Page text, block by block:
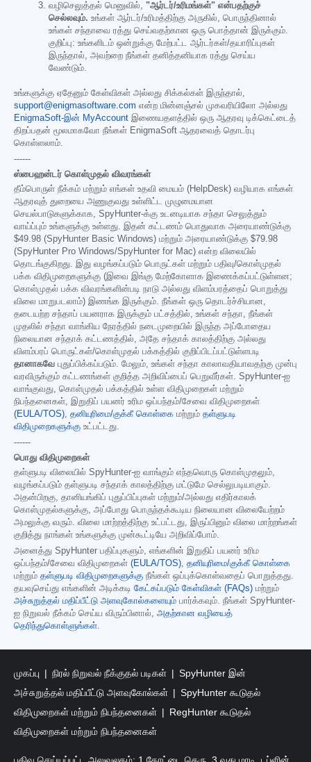
வழிசெலுத்தல் மெனுவில், "ஆர்டர்/உரிமங்கள்" என்பதற்குச்
செல்லவும். உங்கள் ஆர்டர்/உரிமத்திற்கு அருகில், பொருந்தினால்
உங்கள் சந்தாவை ரத்து செய்வதற்கான ஒரு பொத்தான் இருக்கும்.
குறிப்பு: உங்களிடம் ஒன்றுக்கு மேற்பட்ட ஆர்டர்கள்/தயாரிப்புகள்
இருந்தால், அவற்றை நீங்கள் தனித்தனியாக ரத்து செய்ய
வேண்டும்.
உங்களுக்கு ஏதேனும் கேள்விகள் அல்லது சிக்கல்கள் இருந்தால்,
support@enigmasoftware.com என்ற மின்னஞ்சல் முகவரியிலோ அல்லது
EnigmaSoft-இன் MyAccount இணையதளத்தில் ஒரு ஆதரவு டிக்கெட்டைத்
திறப்பதன் மூலமாகவோ நீங்கள் EnigmaSoft ஆதரவைத் தொடர்பு
கொள்ளலாம்.
------
ஸ்பைஹன்டர் கொள்முதல் விவரங்கள்
தீம்பொருள் நீக்கம் மற்றும் எங்கள் உதவி மையம் (HelpDesk) வழியாக எங்கள்
ஆதரவுத் துறையை அணுகுவது உள்ளிட்ட முழுமையான
செயல்பாடுகளுக்காக, SpyHunter-க்கு உடனடியாக சந்தா செலுத்தும்
வாய்ப்பும் உங்களுக்கு உள்ளது. இதன் கட்டணம் பொதுவாக அரையாண்டுக்கு
$49.98 (SpyHunter Basic Windows) மற்றும் அரையாண்டுக்கு $79.98
(SpyHunter Pro Windows/SpyHunter for Mac) என்ற விலையில்
தொடங்குகிறது. இது வழங்கப்படும் பொருட்கள் மற்றும் பதிவு/கொள்முதல்
பக்க விதிமுறைகளுக்கு (இவை இங்கு மேற்கோளாக இணைக்கப்பட்டுள்ளன;
கொள்முதல் பக்க விவரங்களின்படி நாடு அல்லது விளம்பரத்தைப் பொறுத்து
விலை மாறுபடலாம்) இணங்க இருக்கும். நீங்கள் ஒரு தொடர்ச்சியான,
தடையற்ற சந்தாப் பயனராக இருக்கும் பட்சத்தில், உங்கள் சந்தா, நீங்கள்
முதலில் சந்தா வாங்கிய நேரத்தில் நடைமுறையில் இருந்த அப்போதைய
நிலையான சந்தாக் கட்டணத்தில், அதே சந்தாக் காலத்திற்கு அல்லது
விளம்பரப் பொருட்கள்/கொள்முதல் பக்கத்தில் குறிப்பிடப்பட்டுள்ளபடி
தானாகவே புதுப்பிக்கப்படும். மேலும், உங்கள் சந்தா காலாவதியாவதற்கு முன்பு
வரவிருக்கும் கட்டணங்கள் குறித்த அறிவிப்பைப் பெறுவீர்கள். SpyHunter-ஐ
வாங்குவது, கொள்முதல் பக்கத்தில் உள்ள விதிமுறைகள் மற்றும்
நிபந்தனைகள், இறுதிப் பயனர் உரிம ஒப்பந்தம்/சேவை விதிமுறைகள்
(EULA/TOS), தனியுரிமை/குக்கீ கொள்கை மற்றும் தள்ளுபடி
விதிமுறைகளுக்கு உட்பட்டது.
------
பொது விதிமுறைகள்
தள்ளுபடி விலையில் SpyHunter-ஐ வாங்கும் எந்தவொரு கொள்முதலும்,
வழங்கப்படும் தள்ளுபடி சந்தாக் காலத்திற்கு மட்டுமே செல்லுபடியாகும்.
அதன்பிறகு, தானியங்கிப் புதுப்பிப்புகள் மற்றும்/அல்லது எதிர்காலக்
கொள்முதல்களுக்கு, அப்போது பொருந்தக்கூடிய நிலையான விலையேற்றம்
அமலுக்கு வரும். விலை மாற்றத்திற்கு உட்பட்டது, இருப்பினும் விலை மாற்றங்கள்
குறித்து நாங்கள் உங்களுக்கு முன்கூட்டியே அறிவிப்போம்.
அனைத்து SpyHunter பதிப்புகளும், எங்களின் இறுதிப் பயனர் உரிம
ஒப்பந்தம்/சேவை விதிமுறைகள் (EULA/TOS), தனியுரிமை/குக்கீ கொள்கை
மற்றும் தள்ளுபடி விதிமுறைகளுக்கு நீங்கள் ஒப்புக்கொள்வதைப் பொறுத்தது.
தயவுசெய்து எங்களின் அடிக்கடி கேட்கப்படும் கேள்விகள் (FAQs) மற்றும்
அச்சுறுத்தல் மதிப்பீட்டு அளவுகோல்களையும் பார்க்கவும். நீங்கள் SpyHunter-
ஐ நிறுவல் நீக்கம் செய்ய விரும்பினால், அதற்கான வழியைத்
தெரிந்துகொள்ளுங்கள்.
முகப்பு நிரல் நிறுவல் நீக்குதல் படிகள்
SpyHunter இன்
அச்சுறுத்தல் மதிப்பீட்டு அளவுகோல்கள்
SpyHunter கூடுதல்
விதிமுறைகள் மற்றும் நிபந்தனைகள்
RegHunter கூடுதல்
விதிமுறைகள் மற்றும் நிபந்தனைகள்